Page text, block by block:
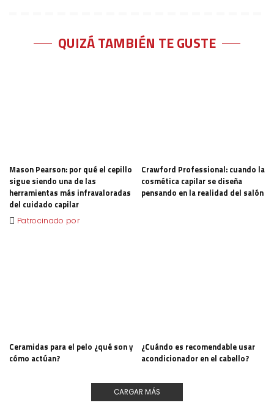
QUIZÁ TAMBIÉN TE GUSTE
Mason Pearson: por qué el cepillo
sigue siendo una de las
herramientas más infravaloradas
del cuidado capilar
Patrocinado por
Crawford Professional: cuando la
cosmética capilar se diseña
pensando en la realidad del salón
Ceramidas para el pelo ¿qué son y
cómo actúan?
¿Cuándo es recomendable usar
acondicionador en el cabello?
CARGAR MÁS